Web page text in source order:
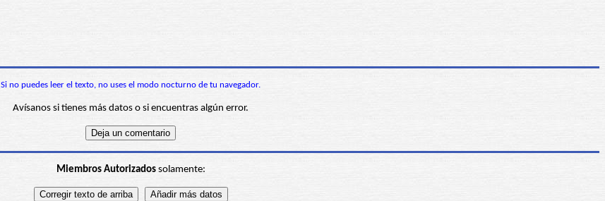
Si no puedes leer el texto, no uses el modo nocturno de tu navegador.
Avísanos si tienes más datos o si encuentras algún error.
Miembros Autorizadossolamente: